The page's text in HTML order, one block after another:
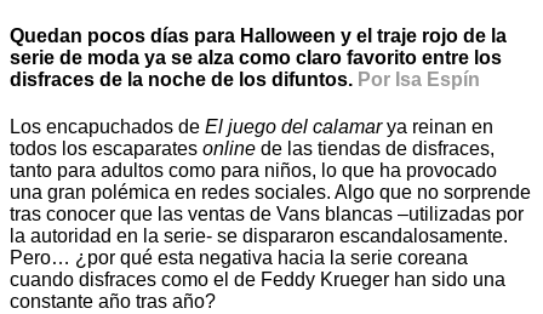
Quedan pocos días para Halloween y el traje rojo de la
serie de moda ya se alza como claro favorito entre los
disfraces de la noche de los difuntos. Por Isa Espín
Los encapuchados de El juego del calamarya reinan en
todos los escaparates online de las tiendas de disfraces,
tanto para adultos como para niños, lo que ha provocado
una gran polémica en redes sociales. Algo que no sorprende
tras conocer que las ventas de Vans blancas –utilizadas por
la autoridad en la serie- se dispararon escandalosamente.
Pero… ¿por qué esta negativa hacia la serie coreana
cuando disfraces como el de Feddy Krueger han sido una
constante año tras año?